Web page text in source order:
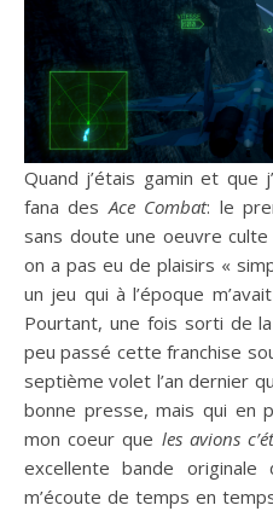
Quand j’étais gamin et que
fana desAce Combat: le
sans doute une oeuvre
on a pas eu de plaisirs «
un jeu qui à l’époque
Pourtant, une fois sorti de
peu passé cette franchise
septième volet l’an dernier
bonne presse, mais qui en
mon coeur que les avions
excellente bande
m’écoute de temps en